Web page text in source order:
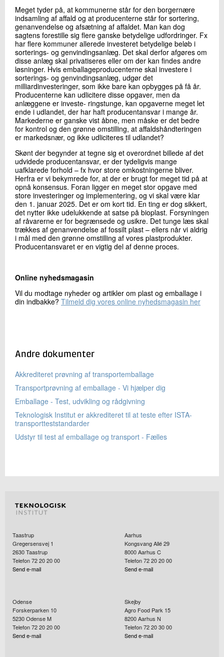
Meget tyder på, at kommunerne står for den borgernære
indsamling af affald og at producenterne står for sortering,
genanvendelse og afsætning af affaldet. Man kan dog
sagtens forestille sig flere ganske betydelige udfordringer. Fx
har flere kommuner allerede investeret betydelige beløb i
sorterings- og genvindingsanlæg. Det skal derfor afgøres om
disse anlæg skal privatiseres eller om der kan findes andre
løsninger. Hvis emballageproducenterne skal investere i
sorterings- og genvindingsanlæg, udgør det
milliardinvesteringer, som ikke bare kan opbygges på få år.
Producenterne kan udlicitere disse opgaver, men da
anlæggene er investe- ringstunge, kan opgaverne meget let
ende i udlandet, der har haft producentansvar i mange år.
Markederne er ganske vist åbne, men måske er det bedre
for kontrol og den grønne omstilling, at affaldshåndteringen
er markedsnær, og ikke udliciteres til udlandet?
Skønt der begynder at tegne sig et overordnet billede af det
udvidede producentansvar, er der tydeligvis mange
uafklarede forhold – fx hvor store omkostningerne bliver.
Herfra er vi bekymrede for, at der er brugt for meget tid på at
opnå konsensus. Foran ligger en meget stor opgave med
store investeringer og implementering, og vi skal være klar
den 1. januar 2025. Det er om kort tid. En ting er dog sikkert,
det nytter ikke udelukkende at satse på bioplast. Forsyningen
af råvarerne er for begrænsede og usikre. Det tunge læs skal
trækkes af genanvendelse af fossilt plast – ellers når vi aldrig
i mål med den grønne omstilling af vores plastprodukter.
Producentansvaret er en vigtig del af denne proces.
Online nyhedsmagasin
Vil du modtage nyheder og artikler om plast og emballage i
din indbakke? Tilmeld dig vores online nyhedsmagasin her
Andre dokumenter
Akkrediteret prøvning af transportemballage
Transportprøvning af emballage - Vi hjælper dig
Emballage - Test, udvikling og rådgivning
Teknologisk Institut er akkrediteret til at teste efter ISTA-
transportteststandarder
Udstyr til test af emballage og transport - Fælles
Taastrup
Gregersensvej 1
2630Taastrup
Telefon 72 20 20 00
Send e-mail
Aarhus
Kongsvang Allé 29
8000Aarhus C
Telefon 72 20 20 00
Send e-mail
Odense
Forskerparken 10
5230Odense M
Telefon 72 20 20 00
Send e-mail
Skejby
Agro Food Park 15
8200Aarhus N
Telefon 72 20 30 00
Send e-mail